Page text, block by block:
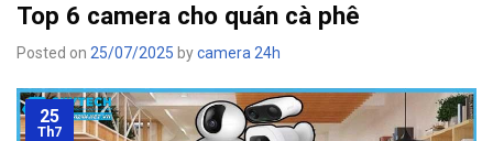
Top 6 camera cho quán cà phê
Posted on 25/07/2025 bycamera 24h
25
Th7